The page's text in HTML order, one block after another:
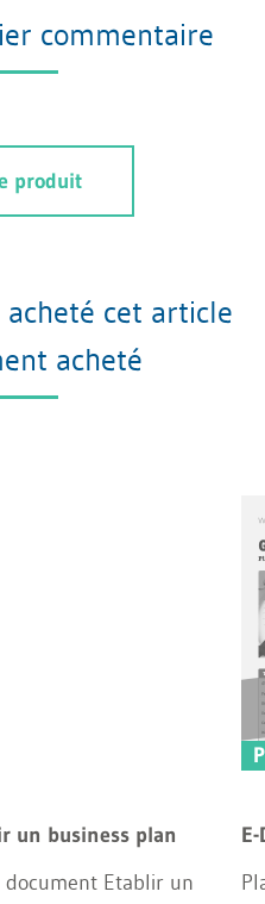
commentaire
produit
cet article
acheté
un business plan
Etablir un